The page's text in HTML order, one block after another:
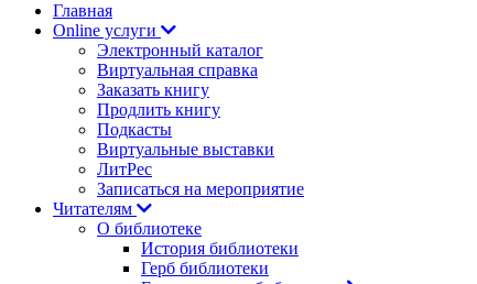
Главная
Online услуги
Электронный каталог
Виртуальная справка
Заказать книгу
Продлить книгу
Подкасты
Виртуальные выставки
ЛитРес
Записаться на мероприятие
Читателям
О библиотеке
История библиотеки
Герб библиотеки